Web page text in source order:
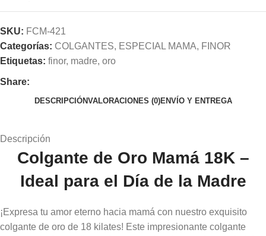
SKU: FCM-421
Categorías: COLGANTES, ESPECIAL MAMA, FINOR
Etiquetas: finor, madre, oro
Share:
DESCRIPCIÓNVALORACIONES (0)ENVÍO Y ENTREGA
Descripción
Colgante de Oro Mamá 18K –
Ideal para el Día de la Madre
¡Expresa tu amor eterno hacia mamá con nuestro exquisito
colgante de oro de 18 kilates! Este impresionante colgante